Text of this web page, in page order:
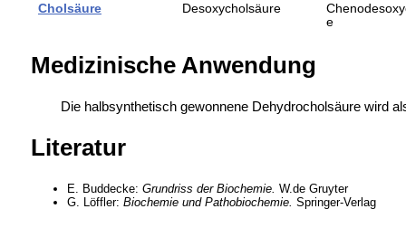
Cholsäure Desoxycholsäure
e
Medizinische Anwendung
Die halbsynthetisch gewonnene Dehydrocholsäure wird
Literatur
E. Buddecke: Grundriss der Biochemie. W.de Gruyter
G. Löffler: Biochemie und Pathobiochemie. Springer-Verlag